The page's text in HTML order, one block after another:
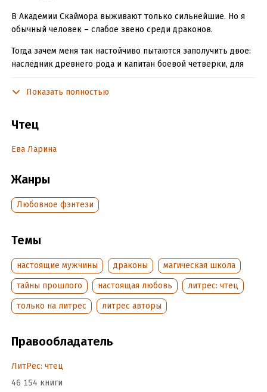
В Академии Скаймора выживают только сильнейшие. Но я
обычный человек – слабое звено среди драконов.
Тогда зачем меня так настойчиво пытаются заполучить двое:
наследник древнего рода и капитан боевой четверки, для
ответ придется искать в самой опасной Академии Драконов!
Дата написания:
Год издания:2025
Дата поступления:21 октября 2025
Показать полностью
Чтец
Ева Ларина
Жанры
Любовное фэнтези
Темы
настоящие мужчины драконы
магическая школа
тайны прошлого
настоящая любовь
литрес: чтец
только на литрес
литрес авторы
Правообладатель
ЛитРес: чтец
46 154 книги